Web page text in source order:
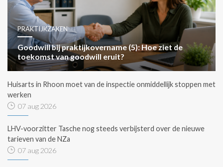
PRAKTIJKZAKEN
Goodwill bij praktijkovername (5): Hoe ziet de
toekomst van goodwill eruit?
Huisarts in Rhoon moet van de inspectie onmiddellijk stoppen met
werken
07 aug 2026
LHV-voorzitter Tasche nog steeds verbijsterd over de nieuwe
tarieven van de NZa
07 aug 2026